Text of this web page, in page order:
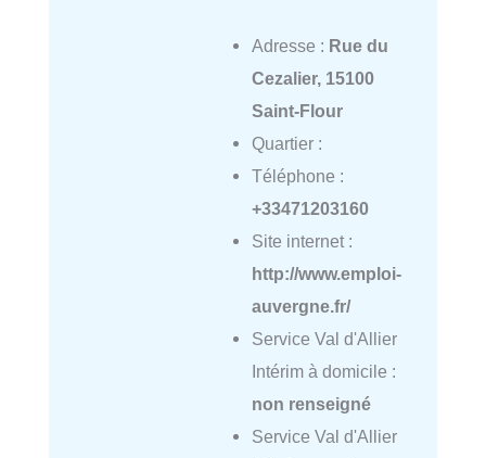
Adresse : Rue du
Cezalier, 15100
Saint-Flour
Quartier :
Téléphone :
+33471203160
Site internet :
http://www.emploi-
auvergne.fr/
Service Val d'Allier
Intérim à domicile :
non renseigné
Service Val d'Allier